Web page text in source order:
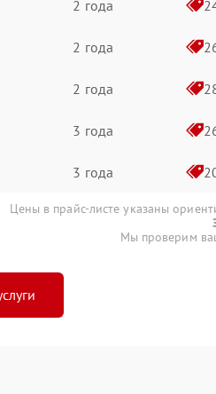
2 года
2 года
2 года
3 года
3 года
Цены в прайс-листе указаны
Мы проверим